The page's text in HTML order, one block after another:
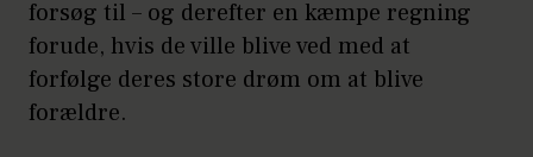
forsøg til – og derefter en kæmpe regning
forude, hvis de ville blive ved med at
forfølge deres store drøm om at blive
forældre.